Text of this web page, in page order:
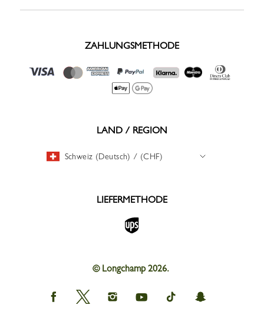
ZAHLUNGSMETHODE
LAND / REGION
Schweiz (Deutsch) / (CHF)
LIEFERMETHODE
© Longchamp 2026.
Longchamp
on
Longchamp
on
Longchamp
on
Longchamp
on
Longchamp
on
Longchamp
on